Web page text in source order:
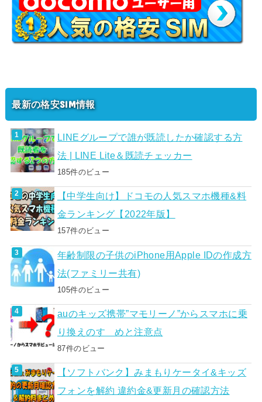
最新の格安SIM情報
LINEグループで誰が既読したか確認する方
法 | LINE Lite＆既読チェッカー
185件のビュー
【中学生向け】ドコモの人気スマホ機種&料
金ランキング【2022年版】
157件のビュー
年齢制限の子供のiPhone用Apple IDの作成方
法(ファミリー共有)
105件のビュー
auのキッズ携帯”マモリーノ”からスマホに乗
り換えのすゝめと注意点
87件のビュー
【ソフトバンク】みまもりケータイ&キッズ
フォンを解約 違約金&更新月の確認方法